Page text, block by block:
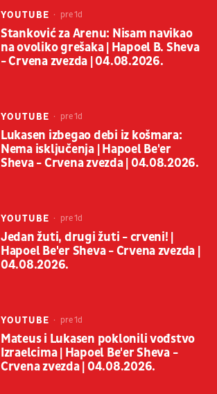
YOUTUBE pre 1d
Stanković za Arenu: Nisam navikao
na ovoliko grešaka | Hapoel B. Sheva
- Crvena zvezda | 04.08.2026.
YOUTUBE pre 1d
Lukasen izbegao debi iz košmara:
Nema isključenja | Hapoel Be'er
Sheva - Crvena zvezda | 04.08.2026.
YOUTUBE pre 1d
Jedan žuti, drugi žuti - crveni! |
Hapoel Be'er Sheva - Crvena zvezda |
04.08.2026.
YOUTUBE pre 1d
Mateus i Lukasen poklonili vođstvo
Izraelcima | Hapoel Be'er Sheva -
Crvena zvezda | 04.08.2026.